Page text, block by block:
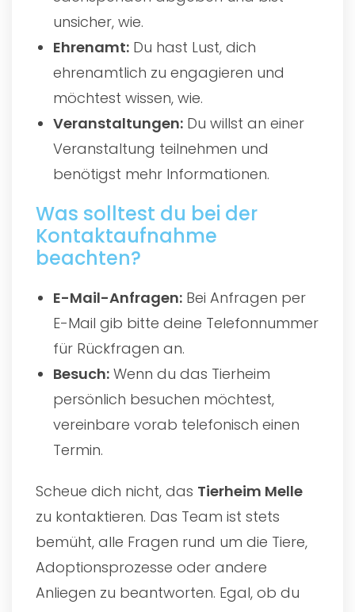
unsicher, wie.
Ehrenamt: Du hast Lust, dich
ehrenamtlich zu engagieren und
möchtest wissen, wie.
Veranstaltungen: Du willst an einer
Veranstaltung teilnehmen und
benötigst mehr Informationen.
Was solltest du bei der
Kontaktaufnahme
beachten?
E-Mail-Anfragen: Bei Anfragen per
E-Mail gib bitte deine Telefonnummer
für Rückfragen an.
Besuch: Wenn du das Tierheim
persönlich besuchen möchtest,
vereinbare vorab telefonisch einen
Termin.
Scheue dich nicht, das Tierheim Melle
zu kontaktieren. Das Team ist stets
bemüht, alle Fragen rund um die Tiere,
Adoptionsprozesse oder andere
Anliegen zu beantworten. Egal, ob du